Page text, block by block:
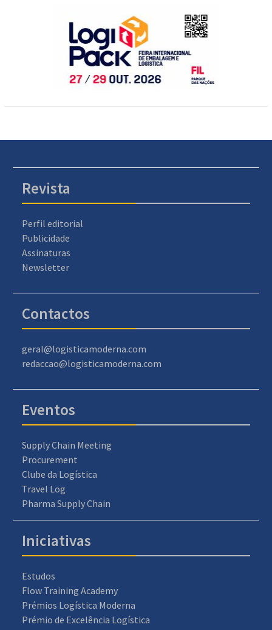
Revista
Perfil editorial
Publicidade
Assinaturas
Newsletter
Contactos
geral@logisticamoderna.com
redaccao@logisticamoderna.com
Eventos
Supply Chain Meeting
Procurement
Clube da Logística
Travel Log
Pharma Supply Chain
Iniciativas
Estudos
Flow Training Academy
Prémios Logística Moderna
Prémio de Excelência Logística